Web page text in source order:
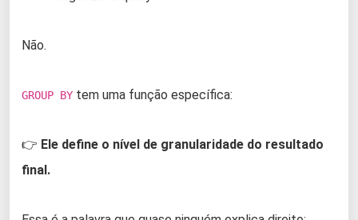
Não.
GROUP BY tem uma função específica:
👉 Ele define o nível de granularidade do resultado
final.